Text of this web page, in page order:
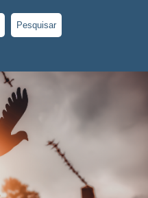
Pesquisar